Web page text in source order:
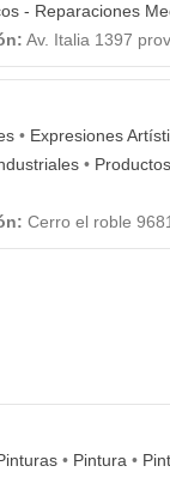
- Reparaciones
Av. Italia 1397
• Expresiones
•
Cerro el roble
• Pintura •